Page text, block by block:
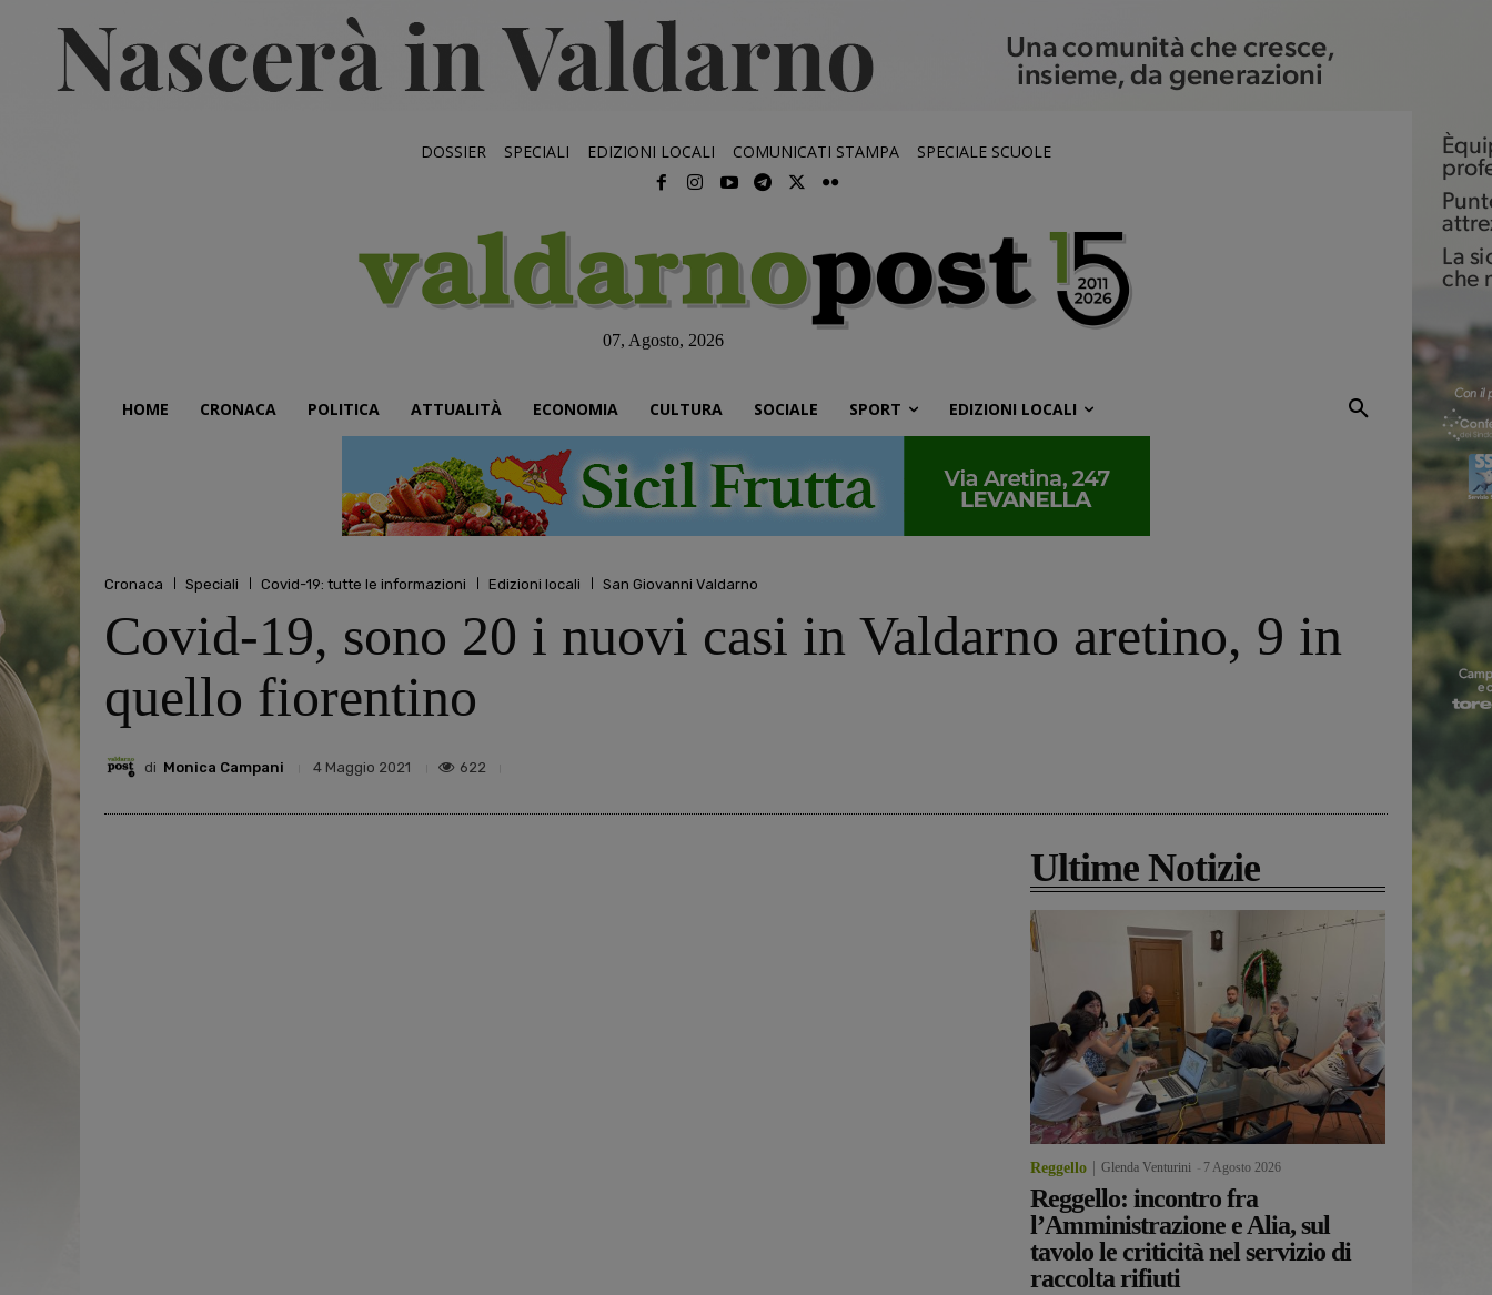
DOSSIER SPECIALI EDIZIONI LOCALI COMUNICATI STAMPA SPECIALE SCUOLE
07, Agosto, 2026
HOME CRONACA POLITICA ATTUALITÀ ECONOMIA CULTURA SOCIALE SPORT EDIZIONI LOCALI
Cronaca Speciali Covid-19: tutte le informazioni Edizioni locali San Giovanni Valdarno
Covid-19, sono 20 i nuovi casi in Valdarno aretino, 9 in
quello fiorentino
di Monica Campani 4 Maggio 2021 622
Ultime Notizie
Reggello Glenda Venturini 7 Agosto 2026
Reggello: incontro fra
l’Amministrazione e Alia, sul
tavolo le criticità nel servizio di
raccolta rifiuti